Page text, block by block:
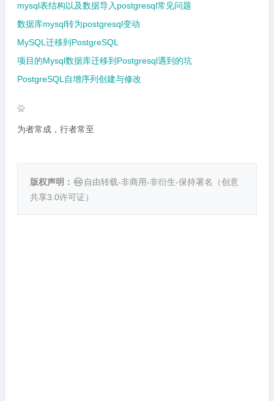
mysql表结构以及数据导入postgresql常见问题
数据库mysql转为postgresql变动
MySQL迁移到PostgreSQL
项目的Mysql数据库迁移到Postgresql遇到的坑
PostgreSQL自增序列创建与修改
为者常成，行者常至
版权声明： 自由转载-非商用-非衍生-保持署名（创意
共享3.0许可证）